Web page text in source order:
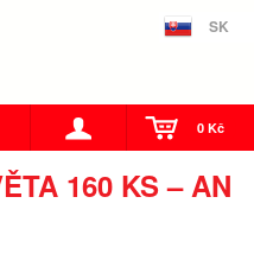
SK
0 Kč
160 KS – AN